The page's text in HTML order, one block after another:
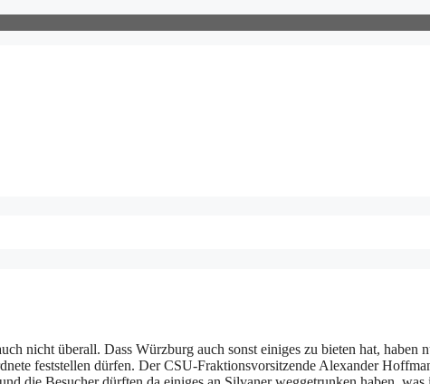
nicht überall. Dass Würzburg auch sonst einiges zu bieten hat, haben
feststellen dürfen. Der CSU-Fraktionsvorsitzende Alexander